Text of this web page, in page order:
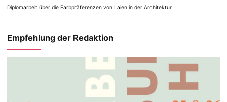
Diplomarbeit über die Farbpräferenzen von Laien in der Architektur
Empfehlung der Redaktion